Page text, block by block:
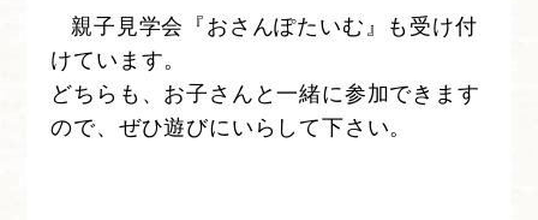
親子見学会『おさんぽたいむ』も受け付
けています。
どちらも、お子さんと一緒に参加できます
ので、ぜひ遊びにいらして下さい。